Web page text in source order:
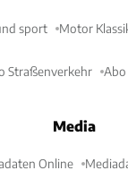
sport Motor
Straßenverkehr
Media
Online